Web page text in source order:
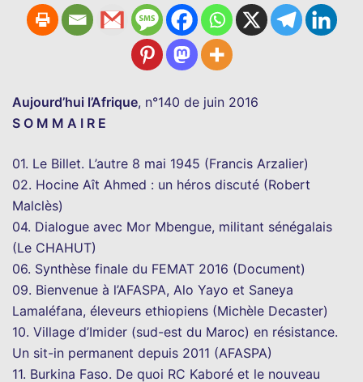
Aujourd’hui l’Afrique, n°140 de juin 2016
S O M M A I R E
01. Le Billet. L’autre 8 mai 1945 (Francis Arzalier)
02. Hocine Aît Ahmed : un héros discuté (Robert
Malclès)
04. Dialogue avec Mor Mbengue, militant sénégalais
(Le CHAHUT)
06. Synthèse finale du FEMAT 2016 (Document)
09. Bienvenue à l’AFASPA, Alo Yayo et Saneya
Lamaléfana, éleveurs ethiopiens (Michèle Decaster)
10. Village d’Imider (sud-est du Maroc) en résistance.
Un sit-in permanent depuis 2011 (AFASPA)
11. Burkina Faso. De quoi RC Kaboré et le nouveau